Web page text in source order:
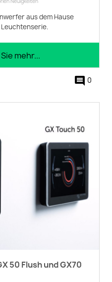
aus dem Hause
Leuchtenserie.
mehr...
comment 0
50 Flush und GX70